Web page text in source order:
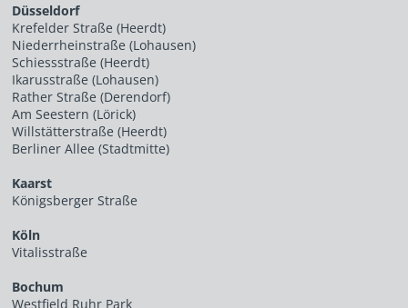
Düsseldorf
Krefelder Straße (Heerdt)
Niederrheinstraße (Lohausen)
Schiessstraße (Heerdt)
Ikarusstraße (Lohausen)
Rather Straße (Derendorf)
Am Seestern (Lörick)
Willstätterstraße (Heerdt)
Berliner Allee (Stadtmitte)
Kaarst
Königsberger Straße
Köln
Vitalisstraße
Bochum
Westfield Ruhr Park